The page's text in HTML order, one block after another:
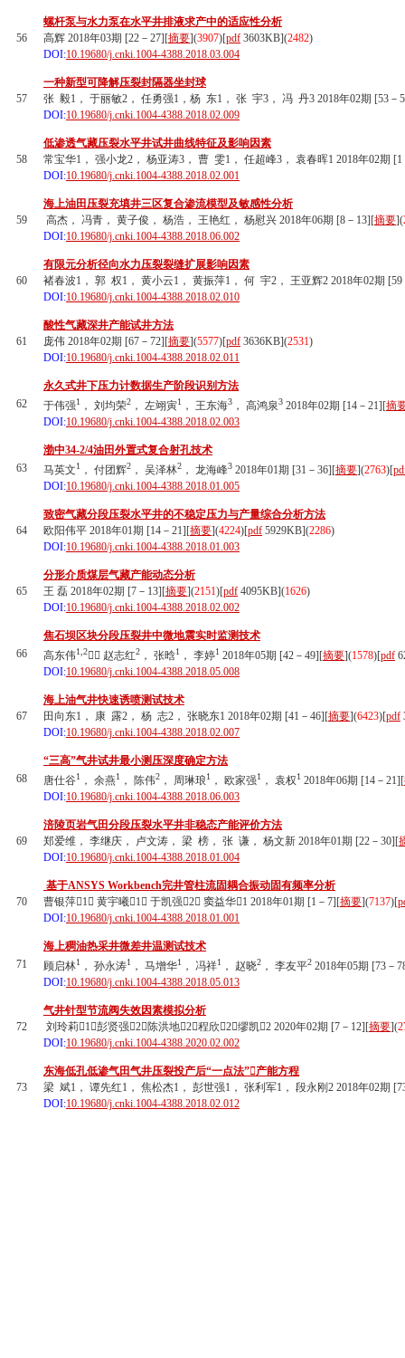
56
螺杆泵与水力泵在水平井排液求产中的适应性分析
高辉 2018年03期 [22－27][摘要](3907)[pdf 3603KB](2482)
DOI:10.19680/j.cnki.1004-4388.2018.03.004
57
一种新型可降解压裂封隔器坐封球
张 毅1， 于丽敏2， 任勇强1，杨 东1， 张 宇3， 冯 丹3 2018年02期 [53－
DOI:10.19680/j.cnki.1004-4388.2018.02.009
58
低渗透气藏压裂水平井试井曲线特征及影响因素
常宝华1， 强小龙2， 杨亚涛3， 曹 雯1， 任超峰3， 袁春晖1 2018年02期
DOI:10.19680/j.cnki.1004-4388.2018.02.001
59
海上油田压裂充填井三区复合渗流模型及敏感性分析
高杰， 冯青， 黄子俊， 杨浩， 王艳红， 杨慰兴 2018年06期 [8－13][摘要](
DOI:10.19680/j.cnki.1004-4388.2018.06.002
60
有限元分析径向水力压裂裂缝扩展影响因素
褚春波1， 郭 权1， 黄小云1， 黄振萍1， 何 宇2， 王亚辉2 2018年02期 [59
DOI:10.19680/j.cnki.1004-4388.2018.02.010
61
酸性气藏深井产能试井方法
庞伟 2018年02期 [67－72][摘要](5577)[pdf 3636KB](2531)
DOI:10.19680/j.cnki.1004-4388.2018.02.011
62
永久式井下压力计数据生产阶段识别方法
于伟强1 ， 刘均荣2 ， 左翊寅1 ， 王东海3 ， 高鸿泉3 2018年02期 [14－21][摘
DOI:10.19680/j.cnki.1004-4388.2018.02.003
63
渤中34-2/4油田外置式复合射孔技术
马英文1 ， 付团辉2 ， 吴泽林2 ， 龙海峰3 2018年01期 [31－36][摘要](2763)[
DOI:10.19680/j.cnki.1004-4388.2018.01.005
64
致密气藏分段压裂水平井的不稳定压力与产量综合分析方法
欧阳伟平 2018年01期 [14－21][摘要](4224)[pdf 5929KB](2286)
DOI:10.19680/j.cnki.1004-4388.2018.01.003
65
分形介质煤层气藏产能动态分析
王 磊 2018年02期 [7－13][摘要](2151)[pdf 4095KB](1626)
DOI:10.19680/j.cnki.1004-4388.2018.02.002
66
焦石坝区块分段压裂井中微地震实时监测技术
高东伟1,2， 赵志红2 ， 张晗1 ， 李婷1 2018年05期 [42－49][摘要](1578)[pdf
DOI:10.19680/j.cnki.1004-4388.2018.05.008
67
海上油气井快速诱喷测试技术
田向东1， 康 露2， 杨 志2， 张晓东1 2018年02期 [41－46][摘要](6423)[pdf
DOI:10.19680/j.cnki.1004-4388.2018.02.007
68
“三高”气井试井最小测压深度确定方法
唐仕谷1 ， 余燕1 ， 陈伟2 ， 周琳琅1 ， 欧家强1 ， 袁权1 2018年06期 [14－21][
DOI:10.19680/j.cnki.1004-4388.2018.06.003
69
涪陵页岩气田分段压裂水平井非稳态产能评价方法
郑爱维， 李继庆， 卢文涛， 梁 榜， 张 谦， 杨文新 2018年01期 [22－30][
DOI:10.19680/j.cnki.1004-4388.2018.01.004
70
基于ANSYS Workbench完井管柱流固耦合振动固有频率分析
曹银萍1， 黄宇曦1， 于凯强2， 窦益华1 2018年01期 [1－7][摘要](7137)[
DOI:10.19680/j.cnki.1004-4388.2018.01.001
71
海上稠油热采井微差井温测试技术
顾启林1 ， 孙永涛1 ， 马增华1 ， 冯祥1 ， 赵晓2 ， 李友平2 2018年05期 [73－
DOI:10.19680/j.cnki.1004-4388.2018.05.013
72
气井针型节流阀失效因素模拟分析
刘玲莉1，彭贤强2，陈洪地2，程欣2，缪凯2 2020年02期 [7－12][摘要](
DOI:10.19680/j.cnki.1004-4388.2020.02.002
73
东海低孔低渗气田气井压裂投产后“一点法”产能方程
梁 斌1， 谭先红1， 焦松杰1， 彭世强1， 张利军1， 段永刚2 2018年02期
DOI:10.19680/j.cnki.1004-4388.2018.02.012